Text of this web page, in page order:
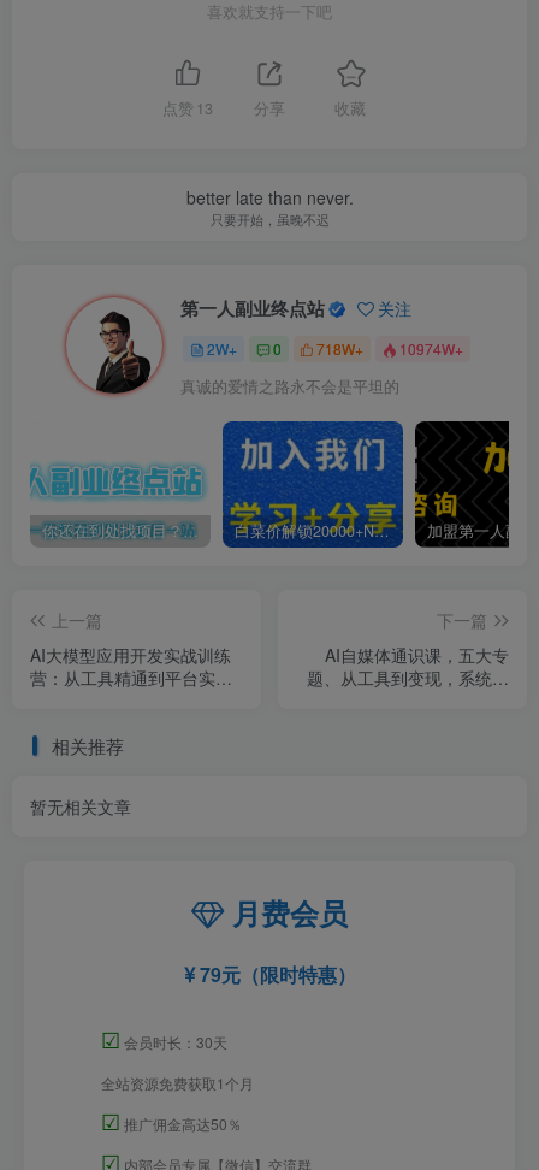
喜欢就支持一下吧
点赞 13 分享 收藏
better late than never.
只要开始，虽晚不迟
第一人副业终点站 关注
2W+ 0 718W+ 10974W+
真诚的爱情之路永不会是平坦的
你还在到处找项目？还在当韭菜？我靠卖项目一个月收入5万+，曾经我也是个失败者。 白菜价解锁20000+N个赚钱机会，加入第一人副业终点站会员，全站资源免费学习。
上一篇
AI大模型应用开发实战训练
营：从工具精通到平台实
下一篇
AI自媒体通识课，五大专
题、从工具到变现，系统掌
相关推荐
暂无相关文章
月费会员
79元（限时特惠）
☑ 会员时长：30天
全站资源免费获取1个月
☑ 推广佣金高达50％
☑ 内部会员专属【微信】交流群